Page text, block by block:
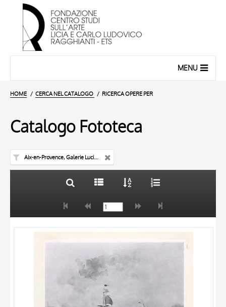
MENU
HOME CERCA NEL CATALOGO RICERCA OPERE PER
Catalogo Fototeca
Aix-en-Provence, Galerie Lucien Blanc
AUTORE
OGGETTO
LOCALIZZAZIONE
20 RISULTATI